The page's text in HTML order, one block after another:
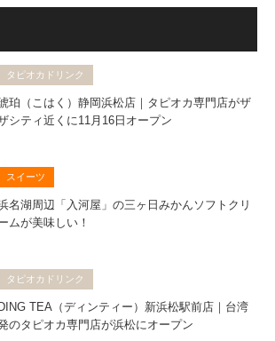
タピオカドリンク
珀（こはく）静岡浜松店｜タピオカ専門店がザ
シティ近くに11月16日オープン
スイーツ
名湖周辺「入河屋」の三ヶ日みかんソフトクリ
ムが美味しい！
タピオカドリンク
TEA（ディンティー）新浜松駅前店｜台湾
のタピオカ専門店が浜松にオープン